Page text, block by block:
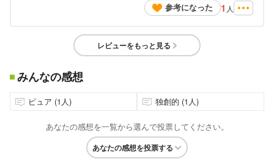
参考になった
1 人
レビューをもっと見る
みんなの感想
ピュア (1人) 独創的 (1人)
あなたの感想を一覧から選んで投票してください。
あなたの感想を投票する